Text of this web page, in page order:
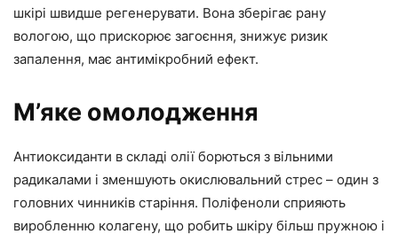
шкірі швидше регенерувати. Вона зберігає рану
вологою, що прискорює загоєння, знижує ризик
запалення, має антимікробний ефект.
М’яке омолодження
Антиоксиданти в складі олії борються з вільними
радикалами і зменшують окислювальний стрес – один з
головних чинників старіння. Поліфеноли сприяють
виробленню колагену, що робить шкіру більш пружною і